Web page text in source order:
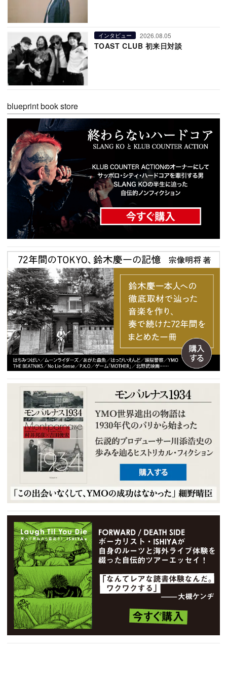
インタビュー 2026.08.05
TOAST CLUB 初来日対談
blueprint book store